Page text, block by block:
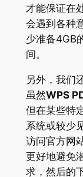
才能保证在
会遇到各种
少准备4GB
间。
另外，我们
虽然WPS
但在某些特
系统或较少
访问官方网
更好地避免
求，然后的